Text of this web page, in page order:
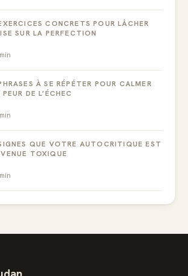
CONCRETS POUR LÂCHER
SUR LA PERFECTION
À SE RÉPÉTER POUR CALMER
DE L’ÉCHEC
min
QUE VOTRE AUTOCRITIQUE EST
TOXIQUE
min